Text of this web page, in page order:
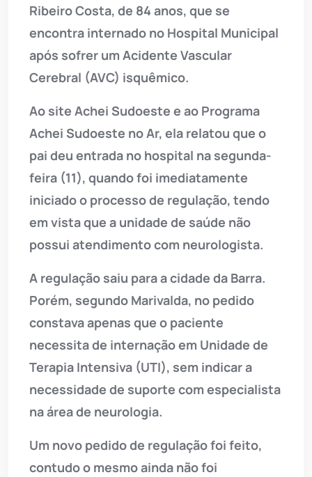
Ribeiro Costa, de 84 anos, que se
encontra internado no Hospital Municipal
após sofrer um Acidente Vascular
Cerebral (AVC) isquêmico.
Ao site Achei Sudoeste e ao Programa
Achei Sudoeste no Ar, ela relatou que o
pai deu entrada no hospital na segunda-
feira (11), quando foi imediatamente
iniciado o processo de regulação, tendo
em vista que a unidade de saúde não
possui atendimento com neurologista.
A regulação saiu para a cidade da Barra.
Porém, segundo Marivalda, no pedido
constava apenas que o paciente
necessita de internação em Unidade de
Terapia Intensiva (UTI), sem indicar a
necessidade de suporte com especialista
na área de neurologia.
Um novo pedido de regulação foi feito,
contudo o mesmo ainda não foi